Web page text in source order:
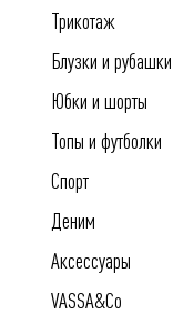
Трикотаж
Блузки и рубашки
Юбки и шорты
Топы и футболки
Спорт
Деним
Аксессуары
VASSA&Co